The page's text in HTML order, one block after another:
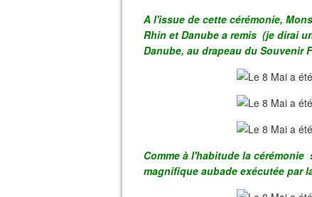
A l'issue de cette cérémonie,
Rhin et Danube a remis (je dirai
Danube, au drapeau du Souvenir
Comme à l'habitude la
magnifique aubade exécutée par